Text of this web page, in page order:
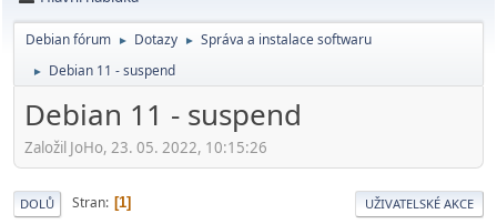
Debian fórum ► Dotazy ► Správa a instalace softwaru
► Debian 11 - suspend
Debian 11 - suspend
Založil JoHo, 23. 05. 2022, 10:15:26
DOLŮ Stran 1 UŽIVATELSKÉ AKCE